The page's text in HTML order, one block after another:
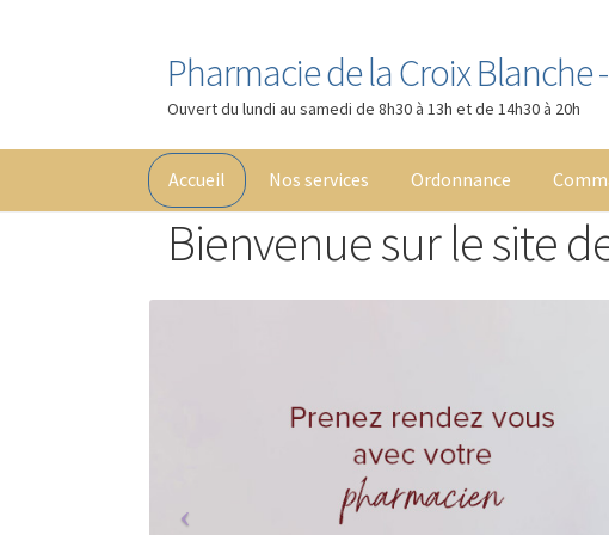
Aller
à
la
navigation
Aller
au
contenu
Pharmacie de la Croix Blanche
Ouvert du lundi au samedi de 8h30 à 13h et de 14h30 à 20h
Accueil Nos services Ordonnance
AccueilBoutique Cart Checkout Contact Le Dossier
My AccountNos servicesNuméros utilesOrdonnance
Bienvenue sur le site